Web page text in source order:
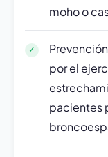
moho o
por el
pacientes